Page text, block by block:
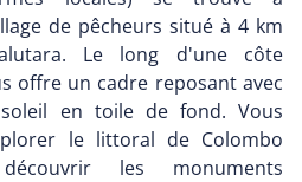
de pêcheurs situé à 4 km
Le long d'une côte
offre un cadre reposant avec
en toile de fond. Vous
le littoral de Colombo
les monuments